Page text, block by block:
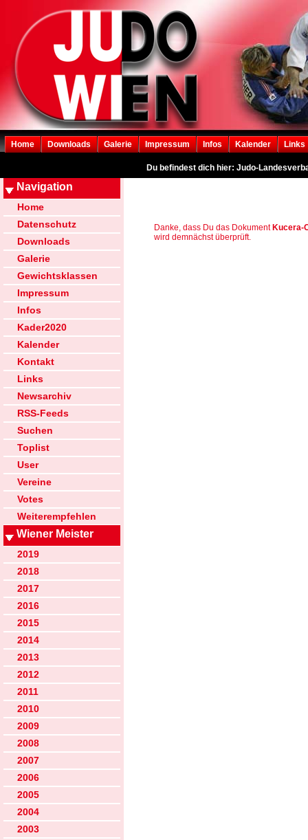
Home Downloads Galerie Impressum Infos Kalender Links
Du befindest dich hier: Judo-
Navigation
Home
Datenschutz
Downloads
Galerie
Gewichtsklassen
Impressum
Infos
Kader2020
Kalender
Kontakt
Links
Newsarchiv
RSS-Feeds
Suchen
Toplist
User
Vereine
Votes
Weiterempfehlen
Wiener Meister
2019
2018
2017
2016
2015
2014
2013
2012
2011
2010
2009
2008
2007
2006
2005
2004
2003
Danke, dass Du das Dokument Kucera-
wird demnächst überprüft.